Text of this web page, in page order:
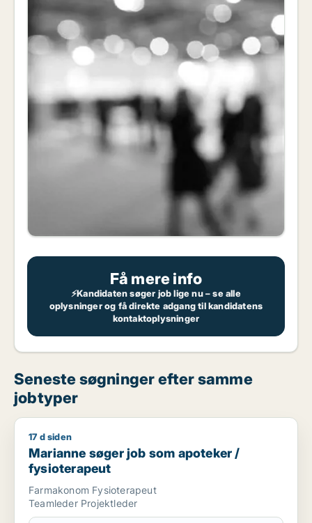
Få mere info
⚡Kandidaten søger job lige nu – se alle
oplysninger og få direkte adgang til kandidatens
kontaktoplysninger
Seneste søgninger efter samme
jobtyper
Marianne søger job som apoteker / fysioterapeut
17 d siden
Marianne søger job som apoteker /
fysioterapeut
Farmakonom Fysioterapeut
Teamleder Projektleder